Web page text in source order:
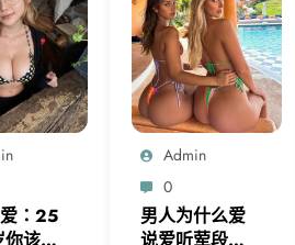
：25
该如
Admin
0
男人为什么爱
说爱听荤段子